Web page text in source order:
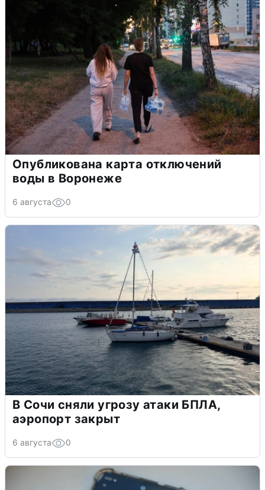
Опубликована карта отключений
воды в Воронеже
6 августа 0
В Сочи сняли угрозу атаки БПЛА,
аэропорт закрыт
6 августа 0